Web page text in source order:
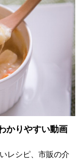
かりやすい動画
レシピ、市販の介